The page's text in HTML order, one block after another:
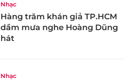
Nhạc
Hàng trăm khán giả TP.HCM
dầm mưa nghe Hoàng Dũng
hát
Nhạc